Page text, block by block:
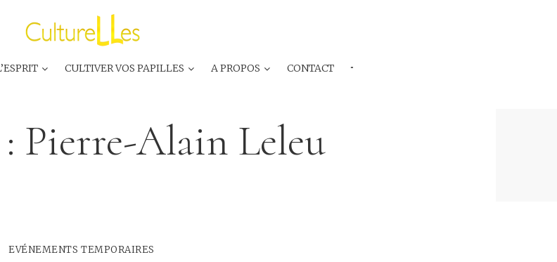
CULTIVER VOS PAPILLES A PROPOS CONTACT ···
Pierre-Alain Leleu
EVÉNEMENTS TEMPORAIRES